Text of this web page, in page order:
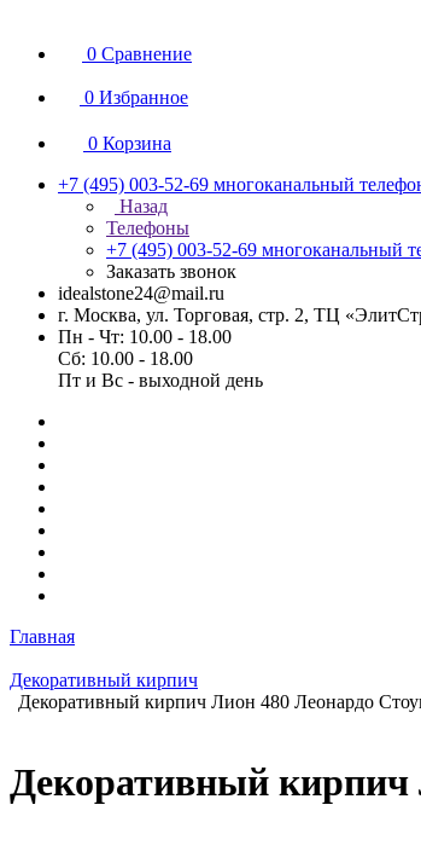
0 Сравнение
0 Избранное
0 Корзина
+7 (495) 003-52-69 многоканальный
Назад
Телефоны
+7 (495) 003-52-69 многоканальный
Заказать звонок
idealstone24@mail.ru
г. Москва, ул. Торговая, стр. 2, ТЦ
Пн - Чт: 10.00 - 18.00
Сб: 10.00 - 18.00
Пт и Вс - выходной день
Главная
Декоративный кирпич
Декоративный кирпич Лион 480 Леонардо
Декоративный кирпич